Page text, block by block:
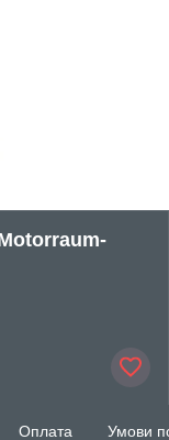
Оплата Умови